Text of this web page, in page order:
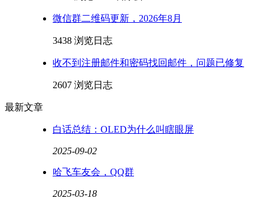
微信群二维码更新，2026年8月
3438 浏览日志
收不到注册邮件和密码找回邮件，问题已修复
2607 浏览日志
最新文章
白话总结：OLED为什么叫瞎眼屏
2025-09-02
哈飞车友会，QQ群
2025-03-18